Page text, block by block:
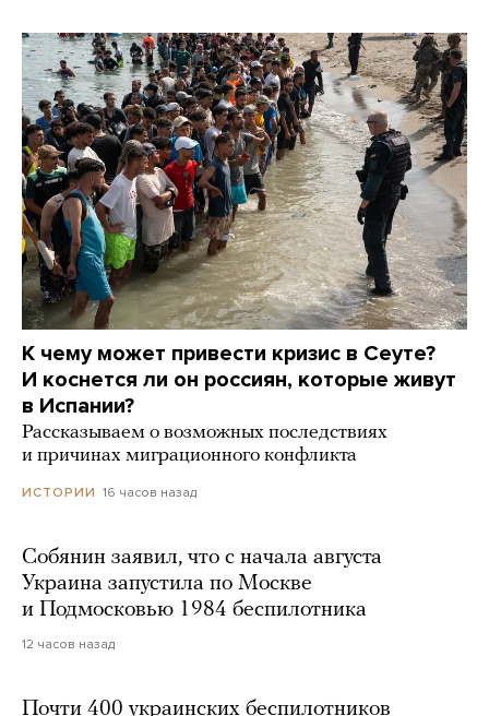
К чему может привести кризис в Сеуте?
И коснется ли он россиян, которые живут
в Испании?
Рассказываем о возможных последствиях
и причинах миграционного конфликта
ИСТОРИИ 16 часов назад
Собянин заявил, что с начала августа
Украина запустила по Москве
и Подмосковью 1984 беспилотника
12 часов назад
Почти 400 украинских беспилотников